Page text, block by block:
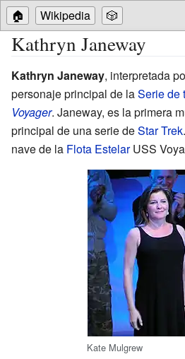
🏠 Wikipedia 🎲
Kathryn Janeway
Kathryn Janeway, interpretada
personaje principal de laSerie de
Voyager. Janeway, es la primera
principal de una serie deStar Trek
nave de la Flota EstelarUSS
Kate Mulgrew